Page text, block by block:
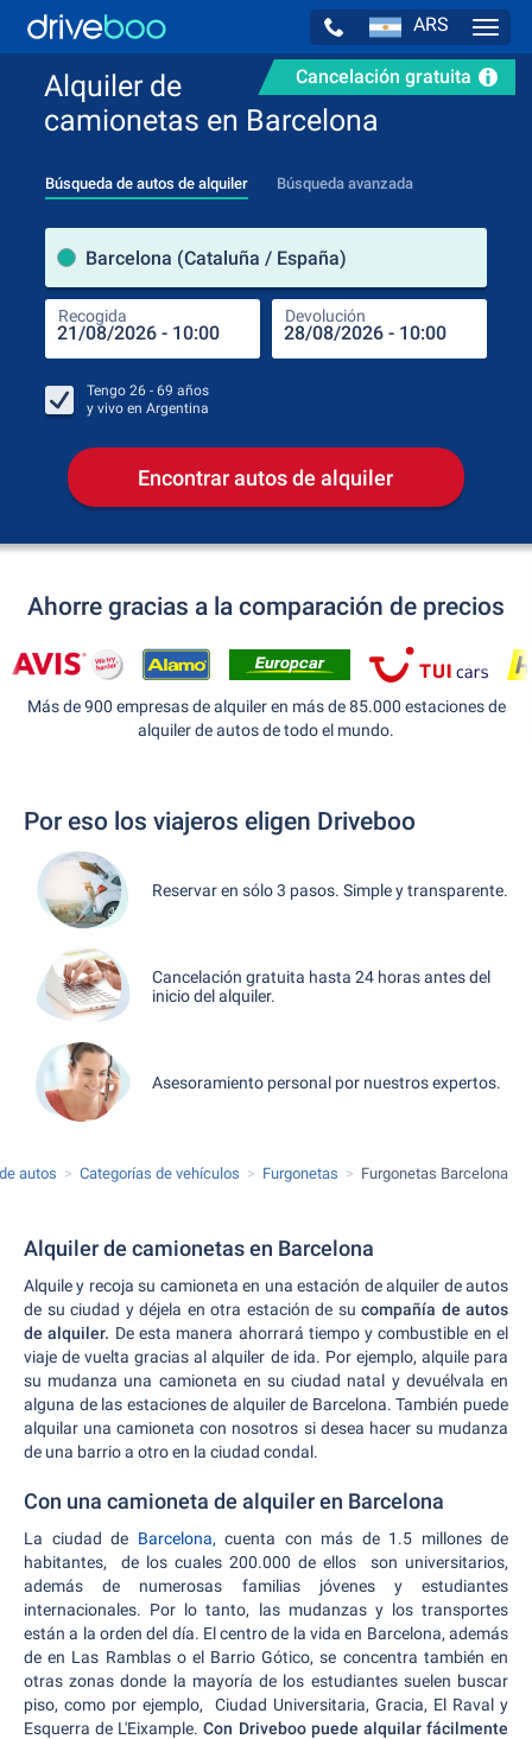
ARS
Cancelación gratuita
Alquiler de
camionetas en Barcelona
Búsqueda de autos de alquiler Búsqueda avanzada
Barcelona (Cataluña / España)
Recogida Devolución
Tengo 26 - 69 años
y vivo en Argentina
Encontrar autos de alquiler
Ahorre gracias a la comparación de precios
Más de 900 empresas de alquiler en más de 85.000 estaciones de
alquiler de autos de todo el mundo.
Por eso los viajeros eligen Driveboo
Reservar en sólo 3 pasos. Simple y transparente.
Cancelación gratuita hasta 24 horas antes del
inicio del alquiler.
Asesoramiento personal por nuestros expertos.
autos Categorías de vehículos Furgonetas Furgonetas Barcelona
Alquiler de camionetas en Barcelona
Alquile y recoja su camioneta en una estación de alquiler de autos
de su ciudad y déjela en otra estación de su compañía de autos
de alquiler. De esta manera ahorrará tiempo y combustible en el
viaje de vuelta gracias al alquiler de ida. Por ejemplo, alquile para
su mudanza una camioneta en su ciudad natal y devuélvala en
alguna de las estaciones de alquiler de Barcelona. También puede
alquilar una camioneta con nosotros si desea hacer su mudanza
de una barrio a otro en la ciudad condal.
Con una camioneta de alquiler en Barcelona
La ciudad de Barcelona, cuenta con más de 1.5 millones de
habitantes, de los cuales 200.000 de ellos son universitarios,
además de numerosas familias jóvenes y estudiantes
internacionales. Por lo tanto, las mudanzas y los transportes
están a la orden del día. El centro de la vida en Barcelona, además
de en Las Ramblas o el Barrio Gótico, se concentra también en
otras zonas donde la mayoría de los estudiantes suelen buscar
piso, como por ejemplo, Ciudad Universitaria, Gracia, El Raval y
Esquerra de L'Eixample.Con Driveboo puede alquilar fácilmente